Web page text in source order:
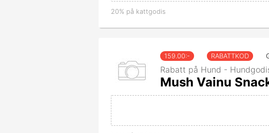
20% på kattgodis
159.00:- RABATTKOD
Rabatt på Hund -
Mush Vainu